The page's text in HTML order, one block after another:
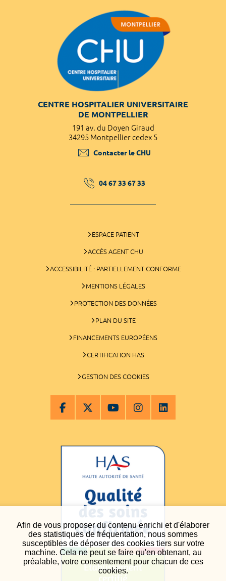
Afin de vous proposer du contenu enrichi et d'élaborer
des statistiques de fréquentation, nous sommes
susceptibles de déposer des cookies tiers sur votre
machine. Cela ne peut se faire qu'en obtenant, au
préalable, votre consentement pour chacun de ces
cookies.
CENTRE HOSPITALIER UNIVERSITAIRE
DE MONTPELLIER
191 av. du Doyen Giraud
34295 Montpellier cedex 5
Contacter le CHU
04 67 33 67 33
ESPACE PATIENT
ACCÈS AGENT CHU
ACCESSIBILITÉ : PARTIELLEMENT CONFORME
MENTIONS LÉGALES
PROTECTION DES DONNÉES
PLAN DU SITE
FINANCEMENTS EUROPÉENS
CERTIFICATION HAS
GESTION DES COOKIES